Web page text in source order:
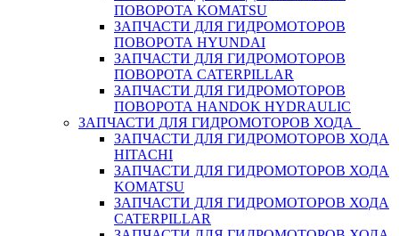
ПОВОРОТА KOMATSU
ЗАПЧАСТИ ДЛЯ ГИДРОМОТОРОВ
ПОВОРОТА HYUNDAI
ЗАПЧАСТИ ДЛЯ ГИДРОМОТОРОВ
ПОВОРОТА CATERPILLAR
ЗАПЧАСТИ ДЛЯ ГИДРОМОТОРОВ
ПОВОРОТА HANDOK HYDRAULIC
ЗАПЧАСТИ ДЛЯ ГИДРОМОТОРОВ ХОДА
ЗАПЧАСТИ ДЛЯ ГИДРОМОТОРОВ ХОДА
HITACHI
ЗАПЧАСТИ ДЛЯ ГИДРОМОТОРОВ ХОДА
KOMATSU
ЗАПЧАСТИ ДЛЯ ГИДРОМОТОРОВ ХОДА
CATERPILLAR